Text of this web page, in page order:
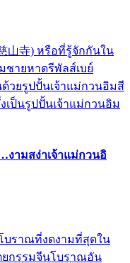
慈山寺) หรือที่รู้จักกันใน
ชายหาดรีพัลส์เบย์
ด้วยรูปปั้นเจ้าแม่กวนอิมสี
เป็นรูปปั้นเจ้าแม่กวนอิม
งามสง่าเจ้าแม่กวนอิ
บราณที่งดงามที่สุดใน
ยกรรมจีนโบราณอัน